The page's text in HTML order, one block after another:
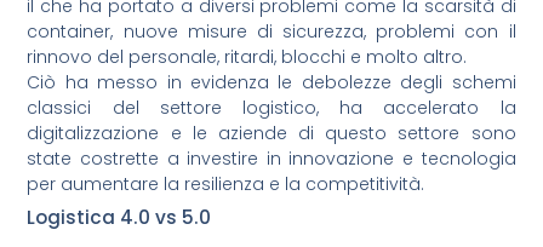
il che ha portato a diversi problemi come la scarsità di
container, nuove misure di sicurezza, problemi con il
rinnovo del personale, ritardi, blocchi e molto altro.
Ciò ha messo in evidenza le debolezze degli schemi
classici del settore logistico, ha accelerato la
digitalizzazione e le aziende di questo settore sono
state costrette a investire in innovazione e tecnologia
per aumentare la resilienza e la competitività.
Logistica 4.0 vs 5.0